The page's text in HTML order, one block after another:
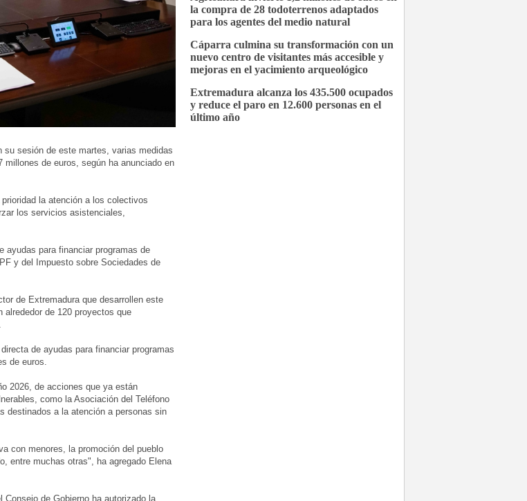
su sesión de este martes, varias medidas
de euros, según ha anunciado en
la atención a los colectivos
los servicios asistenciales,
ayudas para financiar programas de
y del Impuesto sobre Sociedades de
de Extremadura que desarrollen este
alrededor de 120 proyectos que
de ayudas para financiar programas
de euros.
2026, de acciones que ya están
como la Asociación del Teléfono
destinados a la atención a personas sin
con menores, la promoción del pueblo
entre muchas otras", ha agregado Elena
de Gobierno ha autorizado la
la compra de 28 todoterrenos adaptados
para los agentes del medio natural
Cáparra culmina su transformación con un
nuevo centro de visitantes más accesible y
mejoras en el yacimiento arqueológico
Extremadura alcanza los 435.500 ocupados
y reduce el paro en 12.600 personas en el
último año